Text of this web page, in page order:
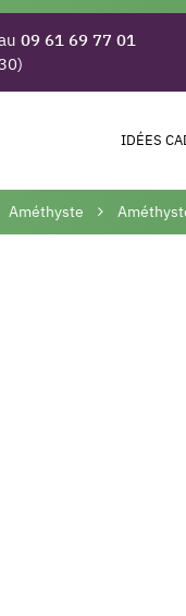
09 61 69 77 01
IDÉES
Améthyste